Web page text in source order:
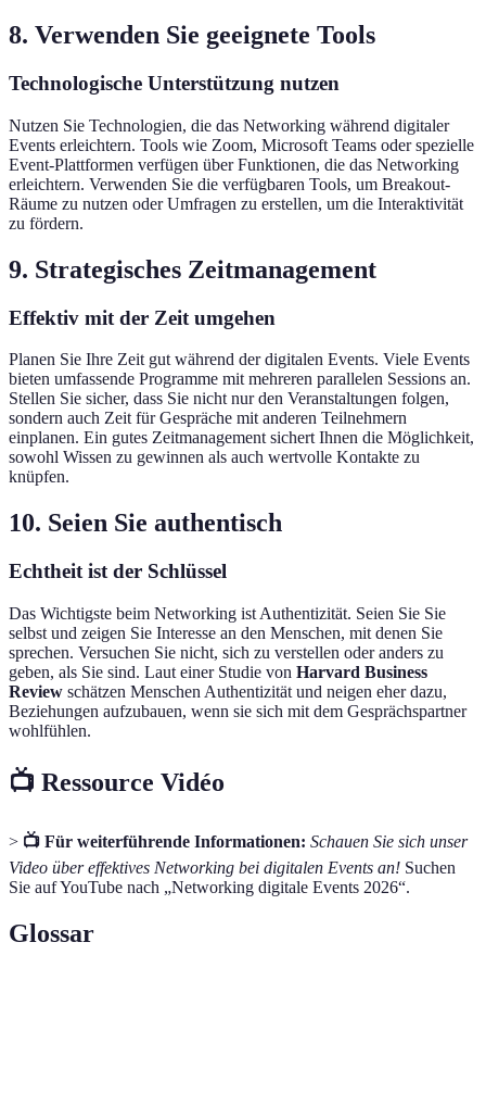
8. Verwenden Sie geeignete Tools
Technologische Unterstützung nutzen
Nutzen Sie Technologien, die das Networking während digitaler
Events erleichtern. Tools wie Zoom, Microsoft Teams oder spezielle
Event-Plattformen verfügen über Funktionen, die das Networking
erleichtern. Verwenden Sie die verfügbaren Tools, um Breakout-
Räume zu nutzen oder Umfragen zu erstellen, um die Interaktivität
zu fördern.
9. Strategisches Zeitmanagement
Effektiv mit der Zeit umgehen
Planen Sie Ihre Zeit gut während der digitalen Events. Viele Events
bieten umfassende Programme mit mehreren parallelen Sessions an.
Stellen Sie sicher, dass Sie nicht nur den Veranstaltungen folgen,
sondern auch Zeit für Gespräche mit anderen Teilnehmern
einplanen. Ein gutes Zeitmanagement sichert Ihnen die Möglichkeit,
sowohl Wissen zu gewinnen als auch wertvolle Kontakte zu
knüpfen.
10. Seien Sie authentisch
Echtheit ist der Schlüssel
Das Wichtigste beim Networking ist Authentizität. Seien Sie Sie
selbst und zeigen Sie Interesse an den Menschen, mit denen Sie
sprechen. Versuchen Sie nicht, sich zu verstellen oder anders zu
geben, als Sie sind. Laut einer Studie von Harvard Business
Review schätzen Menschen Authentizität und neigen eher dazu,
Beziehungen aufzubauen, wenn sie sich mit dem Gesprächspartner
wohlfühlen.
📺 Ressource Vidéo
> 📺 Für weiterführende Informationen: Schauen Sie sich unser
Video über effektives Networking bei digitalen Events an! Suchen
Sie auf YouTube nach „Networking digitale Events 2026“.
Glossar